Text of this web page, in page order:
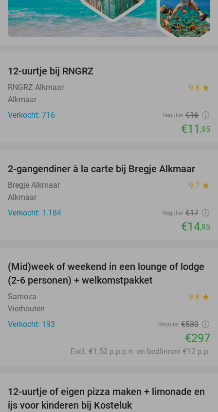
12-uurtje bij RNGRZ
RNGRZ Alkmaar 9.8 star
Alkmaar
Verkocht: 716
Regulier €16
€11 ,95
12%
2-gangendiner à la carte bij Bregje Alkmaar
Bregje Alkmaar 9.7 star
Alkmaar
Verkocht: 1.184
Regulier €17
€14,95
44%
(Mid)week of weekend in een lounge of lodge
(2-6 personen) + welkomstpakket
Samoza 9.8 star
Vierhouten
Verkocht: 193
Regulier €530
€297
Excl. €1,50 p.p.p.n. en bedlinnen €12 p.p.
52%
12-uurtje of eigen pizza maken + limonade en
ijs voor kinderen bij Kosteluk